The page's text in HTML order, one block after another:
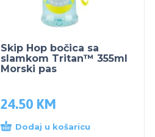
Skip Hop bočica sa
slamkom Tritan™ 355ml
Morski pas
24.50 KM
Dodaj u košaricu